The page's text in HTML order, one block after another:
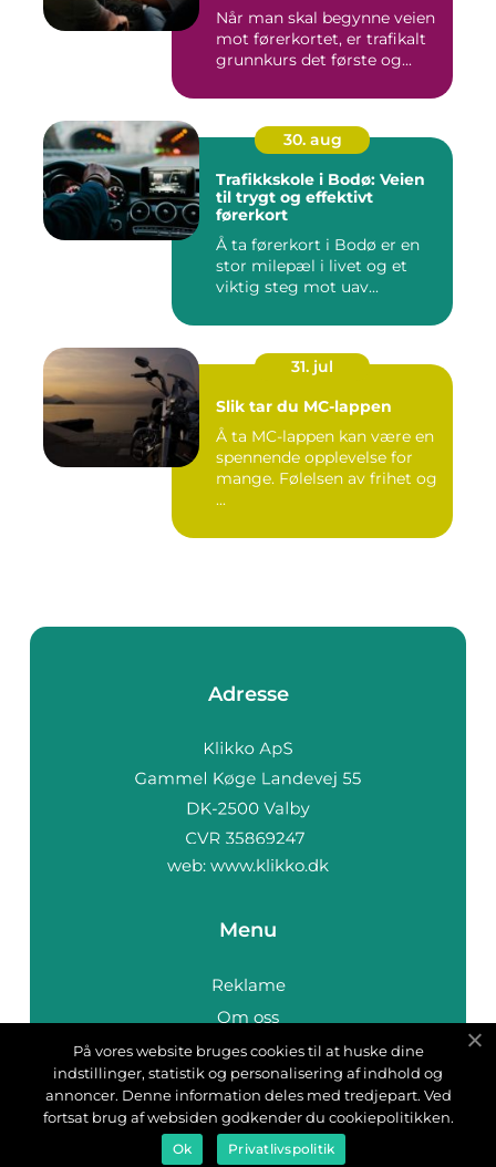
Når man skal begynne veien
mot førerkortet, er trafikalt
grunnkurs det første og...
30. aug
Trafikkskole i Bodø: Veien
til trygt og effektivt
førerkort
Å ta førerkort i Bodø er en
stor milepæl i livet og et
viktig steg mot uav...
31. jul
Slik tar du MC-lappen
Å ta MC-lappen kan være en
spennende opplevelse for
mange. Følelsen av frihet og
...
Adresse
web: www.klikko.dk
Menu
Reklame
Om oss
Cookies
Kontakt Oss
Sitemap
På vores website bruges cookies til at huske dine
indstillinger, statistik og personalisering af indhold og
annoncer. Denne information deles med tredjepart. Ved
fortsat brug af websiden godkender du cookiepolitikken.
Ok Privatlivspolitik